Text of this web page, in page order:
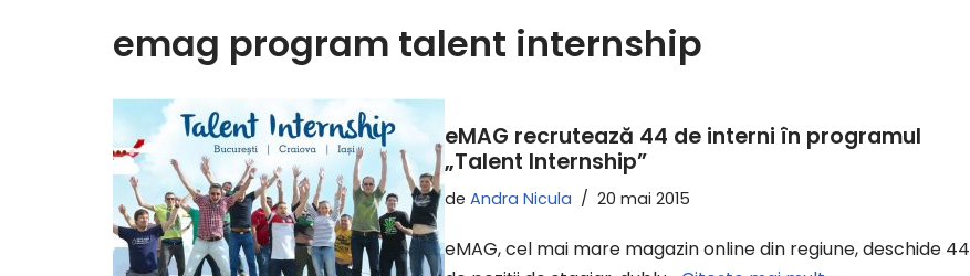
emag program talent internship
eMAG recrutează 44 de interni în programul
„Talent Internship”
de Andra Nicula 20 mai 2015
eMAG, cel mai mare magazin online din regiune, deschide 44